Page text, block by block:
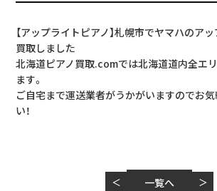
【アップライトピアノ】札幌市でヤマハのア
買取しました
北海道ピアノ買取.comでは北海道道内全エ
ます。
ご自宅まで運送業者がうかがいますのでお
い！
＜ 一覧へ ＞